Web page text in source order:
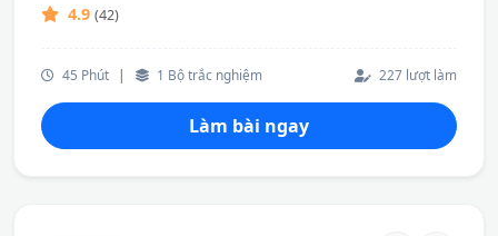
4.9 (42)
45 Phút | 1 Bộ trắc nghiệm 227 lượt làm
Làm bài ngay